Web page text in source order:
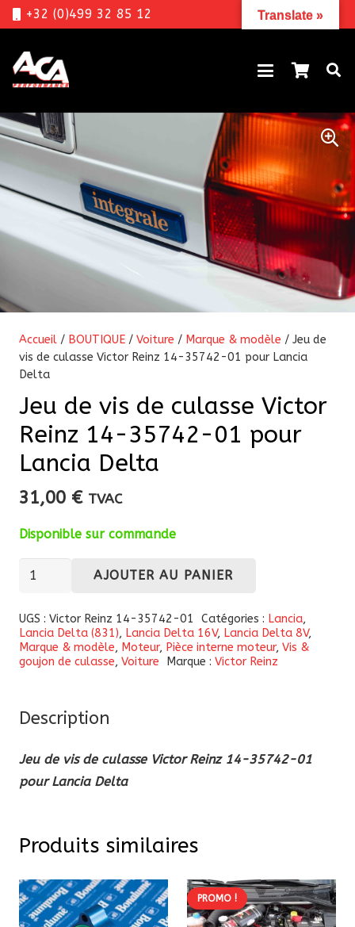
+32 (0)499 32 85 12
Accueil / BOUTIQUE / Voiture / Marque & modèle / Jeu de
vis de culasse Victor Reinz 14-35742-01 pour Lancia
Delta
Jeu de vis de culasse Victor
Reinz 14-35742-01 pour
Lancia Delta
31,00 € TVAC
Disponible sur commande
quantité
Jeu
de
vis
Victor
14-
35742-
Lancia
Delta
AJOUTER AU PANIER
UGS : Victor Reinz 14-35742-01 Catégories : Lancia,
Lancia Delta (831), Lancia Delta 16V, Lancia Delta 8V,
Marque & modèle, Moteur, Pièce interne moteur, Vis &
goujon de culasse, Voiture Marque : Victor Reinz
Description
Jeu de vis de culasse Victor Reinz 14-35742-01
pour Lancia Delta
Produits similaires
PROMO !
Translate »